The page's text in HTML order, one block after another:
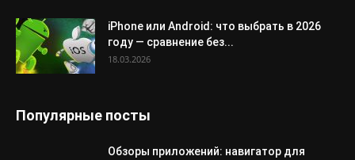
iPhone или Android: что выбрать в 2026
году — сравнение без...
18.03.2026
Популярные посты
Обзоры приложений: навигатор для